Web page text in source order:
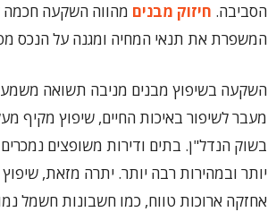
הסביבה. חיזוק מבנים מהווה השקעה חכמה
המשפרת את תנאי המחיה ומגנה על הנכס
השקעה בשיפוץ מבנים מניבה תשואה
מעבר לשיפור באיכות החיים, שיפוץ מקיף
בשוק הנדל"ן. בתים ודירות משופצים נמכרים
יותר ובמהירות רבה יותר. יתרה מזאת, שיפוץ
אחזקה ארוכות טווח, כמו חשבונות חשמל